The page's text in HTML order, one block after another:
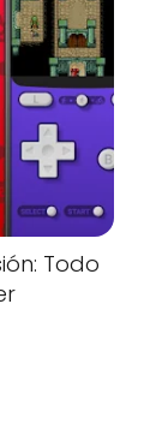
Todo